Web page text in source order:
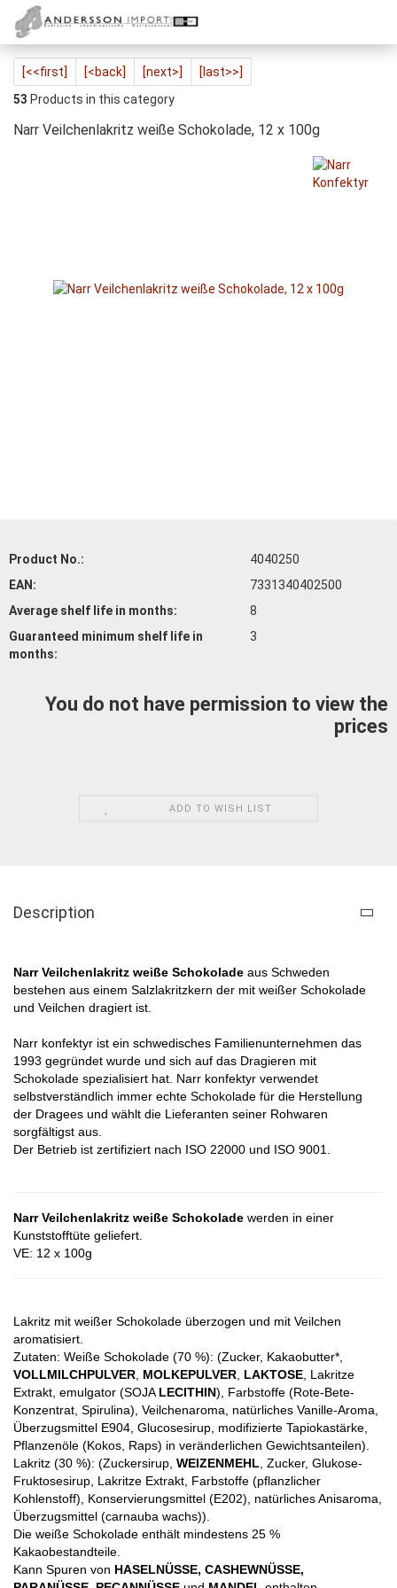
[<<first] [<back] [next>]
[last>>]
53 Products in this category
Narr Veilchenlakritz weiße Schokolade, 12 x 100g
Product No.:
4040250
EAN:
7331340402500
Average shelf life in months:
8
Guaranteed minimum shelf life in
months:
3
You do not have permission to view the
prices
ADD TO WISH LIST
Description
Narr Veilchenlakritz weiße Schokolade​ aus Schweden
bestehen aus einem Salzlakritzkern der mit weißer Schokolade
und Veilchen dragiert ist.​
Narr konfektyr ist ein schwedisches Familienunternehmen das
1993 gegründet wurde und sich auf das Dragieren mit
Schokolade spezialisiert hat. Narr konfektyr verwendet
selbstverständlich immer echte Schokolade für die Herstellung
der Dragees und wählt die Lieferanten seiner Rohwaren
sorgfältigst aus.
Der Betrieb ist zertifiziert nach ISO 22000 und ISO 9001.
Narr Veilchenlakritz weiße Schokolade werden in einer
Kunststofftüte geliefert.
VE: 12 x 100g
Lakritz mit weißer Schokolade überzogen und mit Veilchen
aromatisiert.
Zutaten: Weiße Schokolade (70 %): (Zucker, Kakaobutter*,
VOLLMILCHPULVER MOLKEPULVER LAKTOSE , Lakritze
Extrakt, emulgator (SOJA LECITHIN), Farbstoffe (Rote-Bete-
Konzentrat, Spirulina), Veilchenaroma, natürliches Vanille-Aroma,
Überzugsmittel E904, Glucosesirup, modifizierte Tapiokastärke,
Pflanzenöle (Kokos, Raps) in veränderlichen Gewichtsanteilen).
Lakritz (30 %): (Zuckersirup, WEIZENMEHL , Zucker, Glukose-
Fruktosesirup, Lakritze Extrakt, Farbstoffe (pflanzlicher
Kohlenstoff), Konservierungsmittel (E202), natürliches Anisaroma,
Überzugsmittel (carnauba wachs)).
Die weiße Schokolade enthält mindestens 25 %
Kakaobestandteile.
Kann Spuren von HASELNÜSSE, CASHEWNÜSSE,